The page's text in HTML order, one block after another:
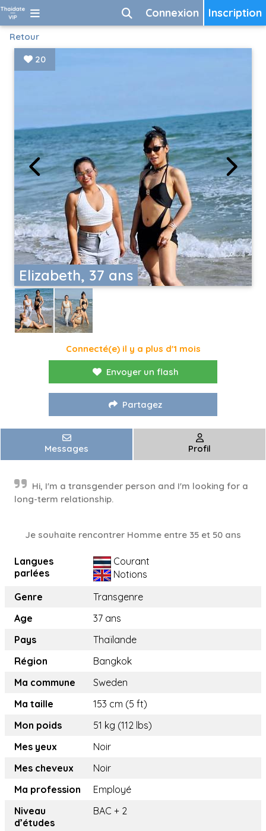
Inscription
Connexion
Retour
Elizabeth, 37 ans
20
Connecté(e) il y a plus d'1 mois
Envoyer un flash
Partagez
Messages Profil
Hi, I'm a transgender person and I'm looking for a
long-term relationship.
Je souhaite rencontrer Homme entre 35 et 50 ans
Langues
parlées
Courant
Notions
Genre
Transgenre
Age
37 ans
Pays
Thaïlande
Région
Bangkok
Ma commune
Sweden
Ma taille
153 cm (5 ft)
Mon poids
51 kg (112 lbs)
Mes yeux
Noir
Mes cheveux
Noir
Ma profession
Employé
Niveau
d’études
BAC + 2